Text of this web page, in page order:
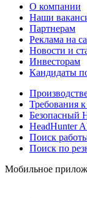
О компании
Наши
Партнерам
Реклама на
Новости и
Инвесторам
Кандидаты
Требования
Безопасный
HeadHunter
Поиск
Поиск по
Мобильное